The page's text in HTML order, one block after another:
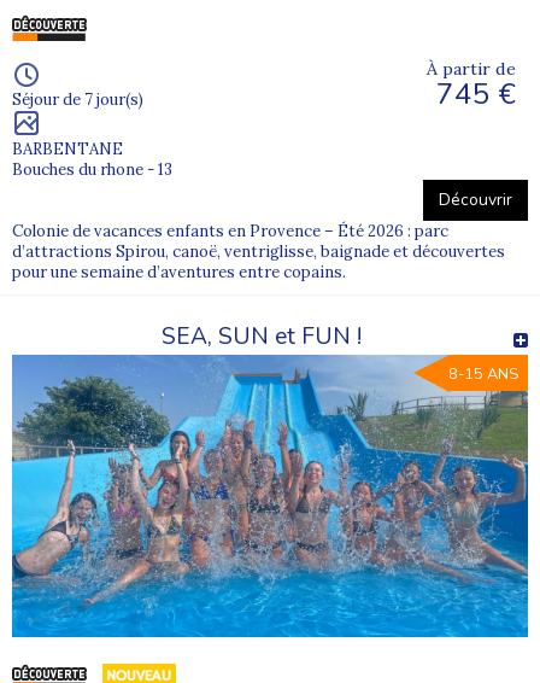
Séjour de 7 jour(s)
BARBENTANE
Bouches du rhone - 13
À partir de
745 €
Découvrir
Colonie de vacances enfants en Provence – Été 2026 : parc
d’attractions Spirou, canoë, ventriglisse, baignade et découvertes
pour une semaine d’aventures entre copains.
SEA, SUN et FUN !
8-15 ANS